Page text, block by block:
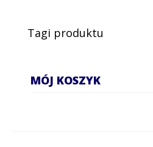
Tagi produktu
MÓJ KOSZYK